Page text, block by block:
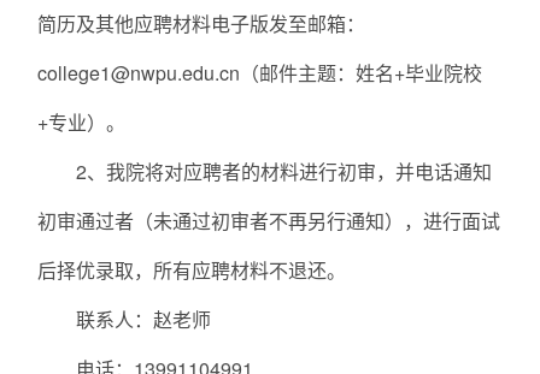
简历及其他应聘材料电子版发至邮箱：
college1@nwpu.edu.cn（邮件主题：姓名+毕业院校
+专业）。
2、我院将对应聘者的材料进行初审，并电话通知
初审通过者（未通过初审者不再另行通知），进行面试
后择优录取，所有应聘材料不退还。
联系人：赵老师
电话：13991104991